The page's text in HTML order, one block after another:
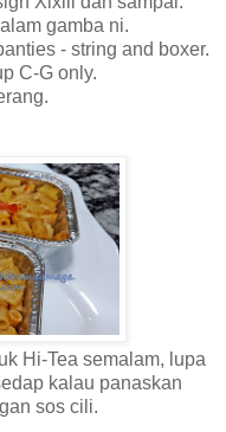
gamba ni.
- string and boxer.
C-G only.
Hi-Tea semalam, lupa
kalau panaskan
sos cili.